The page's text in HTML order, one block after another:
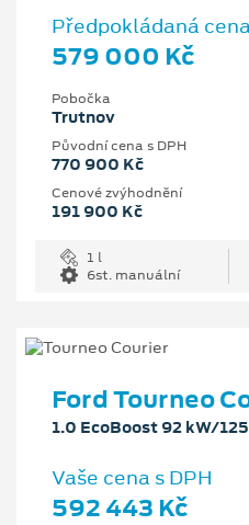
Předpokládaná
579 000 Kč
Pobočka
Trutnov
Původní cena s DPH
770 900 Kč
Cenové zvýhodnění
191 900 Kč
1 l
6st. manuální
Ford Tourneo
1.0 EcoBoost 92 kW/
Vaše cena s DPH
592 443 Kč